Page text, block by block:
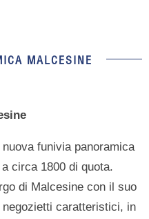
MALCESINE
funivia panoramica
circa 1800 di quota.
di Malcesine con il suo
caratteristici, in